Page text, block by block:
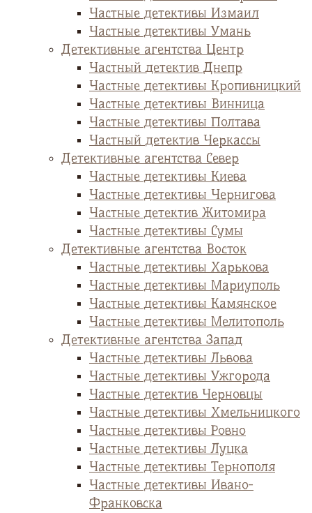
Частные детективы Измаил
Частные детективы Умань
Детективные агентства Центр
Частный детектив Днепр
Частные детективы Кропивницкий
Частные детективы Винница
Частные детективы Полтава
Частный детектив Черкассы
Детективные агентства Север
Частные детективы Киева
Частные детективы Чернигова
Частные детектив Житомира
Частные детективы Сумы
Детективные агентства Восток
Частные детективы Харькова
Частные детективы Мариуполь
Частные детективы Камянское
Частные детективы Мелитополь
Детективные агентства Запад
Частные детективы Львова
Частные детективы Ужгорода
Частные детектив Черновцы
Частные детективы Хмельницкого
Частные детективы Ровно
Частные детективы Луцка
Частные детективы Тернополя
Частные детективы Ивано-
Франковска